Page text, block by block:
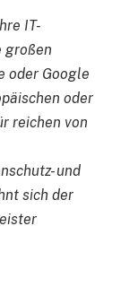
IT-
großen
oder Google
oder
reichen von
und
sich der